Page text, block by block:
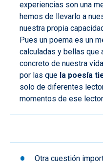
experiencias son una
hemos de llevarlo a
nuestra propia
Pues un poema es un
calculadas y bellas que
concreto de nuestra
por las que la poesía
solo de diferentes
momentos de ese
Otra cuestión